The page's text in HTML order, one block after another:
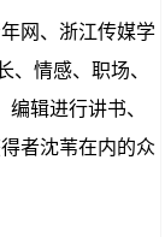
网、浙江传媒学
、情感、职场、
辑进行讲书、
者沈苇在内的众